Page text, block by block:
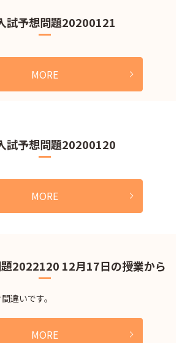
試予想問題20200121
MORE
試予想問題20200120
MORE
2022120 12月17日の授業から
違いです。
MORE